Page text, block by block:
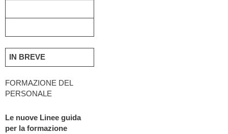
IN BREVE
FORMAZIONE DEL
PERSONALE
Le nuove Linee guida
per la formazione